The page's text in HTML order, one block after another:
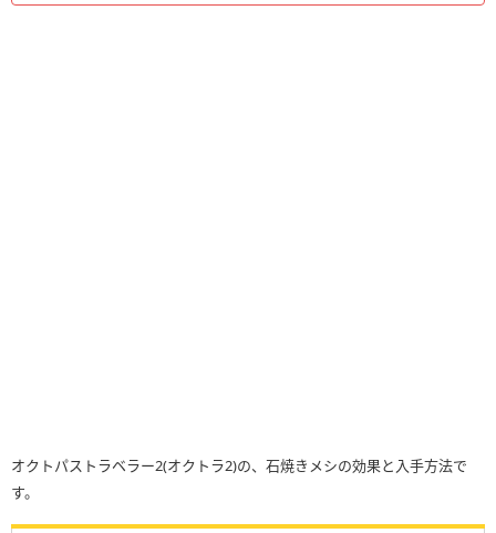
オクトパストラベラー2(オクトラ2)の、石焼きメシの効果と入手方法で
す。